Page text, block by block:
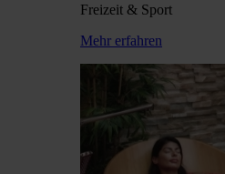
Freizeit & Sport
Mehr erfahren